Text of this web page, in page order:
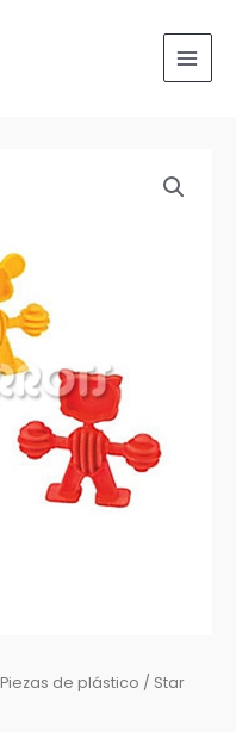
Piezas de plástico / Star